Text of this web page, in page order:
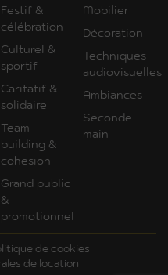
Festif &
célébration
Culturel &
sportif
Caritatif &
solidaire
Team
building &
cohesion
Grand public
&
promotionnel
Mobilier
Décoration
Techniques
audiovisuelles
Ambiances
Seconde
main
de cookies
de location